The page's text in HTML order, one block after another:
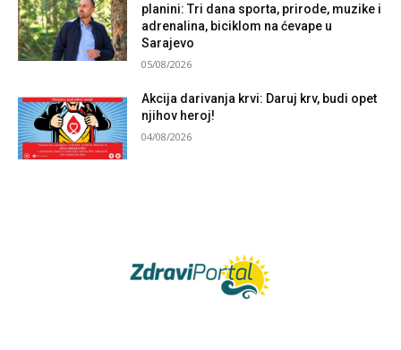
planini: Tri dana sporta, prirode, muzike i
adrenalina, biciklom na ćevape u
Sarajevo
05/08/2026
Akcija darivanja krvi: Daruj krv, budi opet
njihov heroj!
04/08/2026